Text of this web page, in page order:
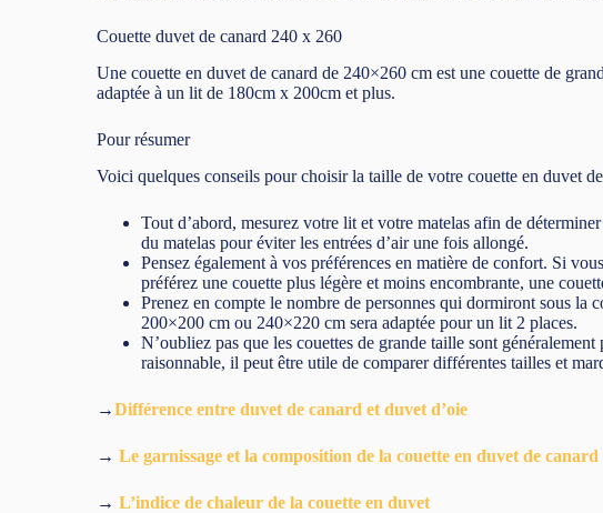
Couette duvet de canard 240 x 260
Une couette en duvet de canard de 240×260 cm est une couette de
adaptée à un lit de 180cm x 200cm et plus.
Pour résumer
Voici quelques conseils pour choisir la taille de votre couette en duvet
Tout d’abord, mesurez votre lit et votre matelas afin de
du matelas pour éviter les entrées d’air une fois allongé.
Pensez également à vos préférences en matière de confort. Si
préférez une couette plus légère et moins encombrante, une
Prenez en compte le nombre de personnes qui dormiront sous
200×200 cm ou 240×220 cm sera adaptée pour un lit 2 places.
N’oubliez pas que les couettes de grande taille sont
raisonnable, il peut être utile de comparer différentes tailles et
→Différence entre duvet de canard et duvet d’oie
→Le garnissage et la composition de la couette en duvet de canard
→L’indice de chaleur de la couette en duvet